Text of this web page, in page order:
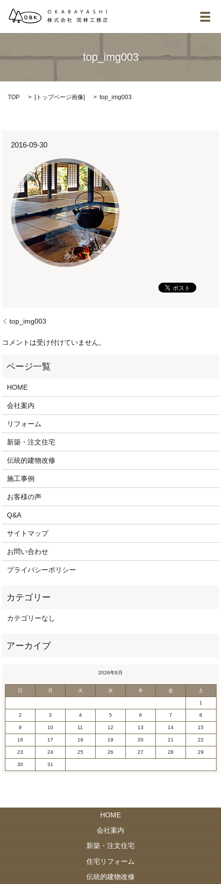
メ
top_img003
TOP [トップページ画像] top_img003
2016-09-30
top_img003
コメントは受け付けていません。
HOME
会社案内
リフォーム
新築・注文住宅
伝統的建物改修
施工事例
お客様の声
Q&A
サイトマップ
お問い合わせ
プライバシーポリシー
カテゴリーなし
2026年8月
日 月 火 水 木 金 土
1
2 3 4 5 6 7 8
9 10 11 12 13 14 15
16 17 18 19 20 21 22
23 24 25 26 27 28 29
30 31
HOME
会社案内
新築・注文住宅
住宅リフォーム
伝統的建物改修